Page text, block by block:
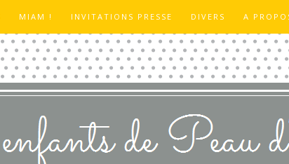
MIAM ! INVITATIONS PRESSE DIVERS A